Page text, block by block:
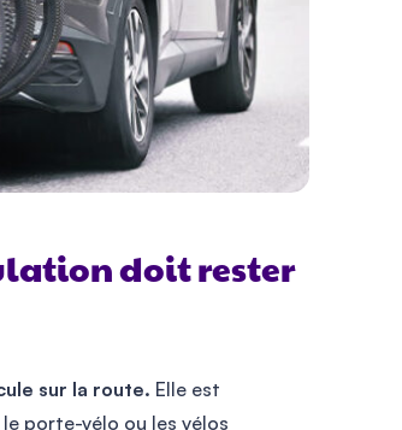
doit rester
sur la route. Elle est
porte-vélo ou les vélos